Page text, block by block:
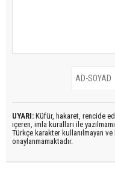
UYARI: Küfür, hakaret, rencide
içeren, imla kuralları ile
Türkçe karakter kullanılmayan
onaylanmamaktadır.